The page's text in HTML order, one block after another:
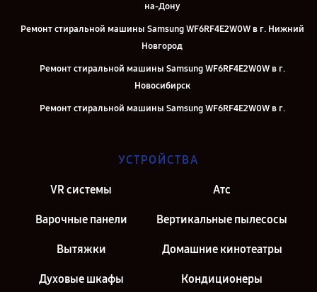
на-Дону
Ремонт стиральной машины Samsung WF6RF4E2W0W в г. Нижний
Новгород
Ремонт стиральной машины Samsung WF6RF4E2W0W в г.
Новосибирск
Ремонт стиральной машины Samsung WF6RF4E2W0W в г.
Ремонт стиральной машины Samsung WF6RF4E2W0W в г. Санкт-
УСТРОЙСТВА
VR системы Атс
Варочные панели Вертикальные пылесосы
Вытяжки Домашние кинотеатры
Духовые шкафы Кондиционеры